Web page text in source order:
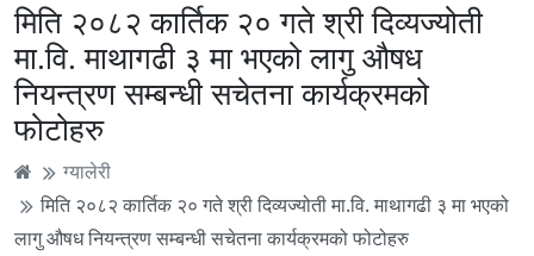
मिति २०८२ कार्तिक २० गते श्री दिव्यज्योती
मा‍.वि‍. माथागढी ३ मा भएको लागु औषध
नियन्त्रण सम्बन्धी सचेतना कार्यक्रमको
फोटोहरु
ग्यालेरी
मिति २०८२ कार्तिक २० गते श्री दिव्यज्योती मा‍.वि‍. माथागढी ३ मा भएको
लागु औषध नियन्त्रण सम्बन्धी सचेतना कार्यक्रमको फोटोहरु